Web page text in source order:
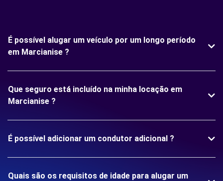
É possível alugar um veículo por um longo período
em Marcianise ?
Que seguro está incluído na minha locação em
Marcianise ?
É possível adicionar um condutor adicional ?
Quais são os requisitos de idade para alugar um